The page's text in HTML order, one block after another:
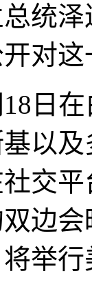
统
对
日
以
交
边
举